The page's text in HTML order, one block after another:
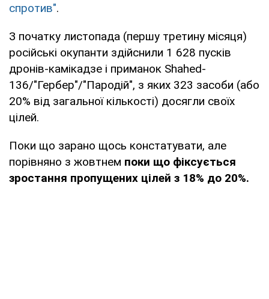
спротив".
З початку листопада (першу третину місяця)
російські окупанти здійснили 1 628 пусків
дронів-камікадзе і приманок Shahed-
136/"Гербер"/"Пародій", з яких 323 засоби (або
20% від загальної кількості) досягли своїх
цілей.
Поки що зарано щось констатувати, але
порівняно з жовтнем поки що фіксується
зростання пропущених цілей з 18% до 20%.